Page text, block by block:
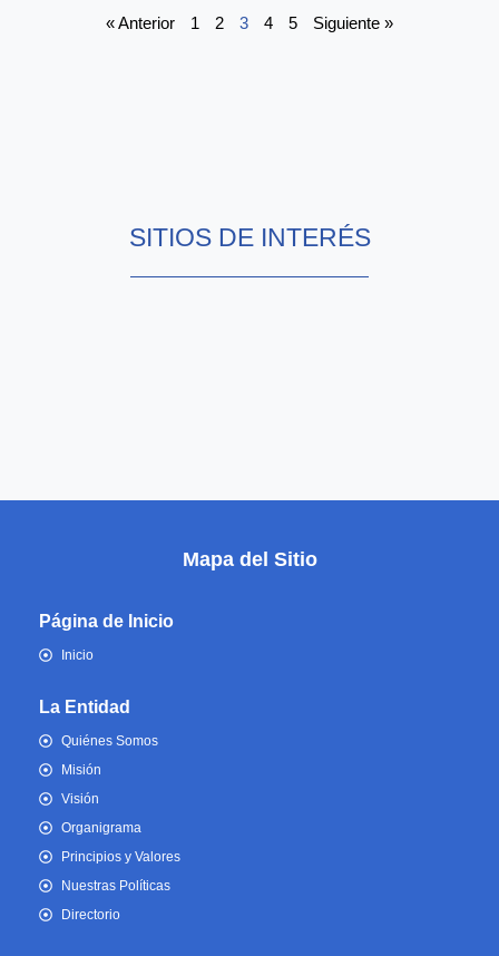
« Anterior 1 2 3 4 5 Siguiente »
SITIOS DE INTERÉS
Mapa del Sitio
Página de Inicio
Inicio
La Entidad
Quiénes Somos
Misión
Visión
Organigrama
Principios y Valores
Nuestras Políticas
Directorio